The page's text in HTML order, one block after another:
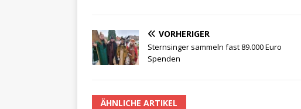
VORHERIGER
Sternsinger sammeln fast 89.000 Euro
Spenden
ÄHNLICHE ARTIKEL